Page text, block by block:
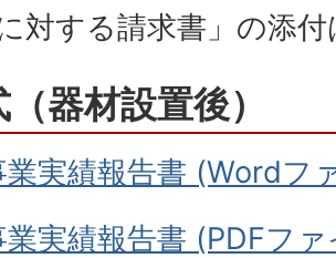
対する請求書」の添
器材設置後）
業実績報告書 (Wordフ
業実績報告書 (PDFフ